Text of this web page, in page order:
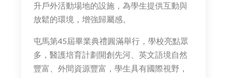
升戶外活動場地的設施，為學生提供互動與
放鬆的環境，增強歸屬感。
屯馬第45屆畢業典禮圓滿舉行，學校亮點眾
多，醫護培育計劃開創先河、英文語境自然
豐富、外間資源豐富，學生具有國際視野，